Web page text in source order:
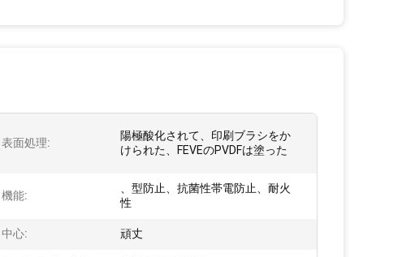
表面処理:
陽極酸化されて、印刷ブラシをか
けられた、FEVEのPVDFは塗った
機能:
、型防止、抗菌性帯電防止、耐火
性
中心: 頑丈